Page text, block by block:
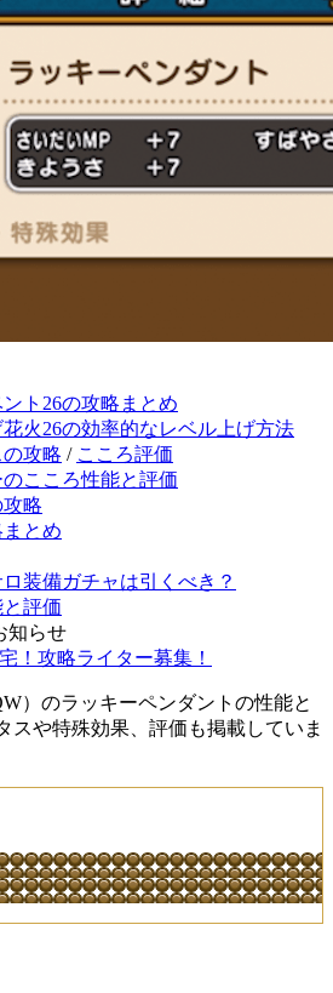
ト26の攻略まとめ
火26の効率的なレベル上げ方法
の攻略 / こころ評価
こころ性能と評価
略
とめ
装備ガチャは引くべき？
評価
知らせ
！攻略ライター募集！
）のラッキーペンダントの性能と
スや特殊効果、評価も掲載していま